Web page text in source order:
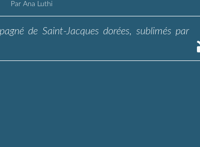
Par Ana Luthi
de Saint-Jacques dorées, sublimés par